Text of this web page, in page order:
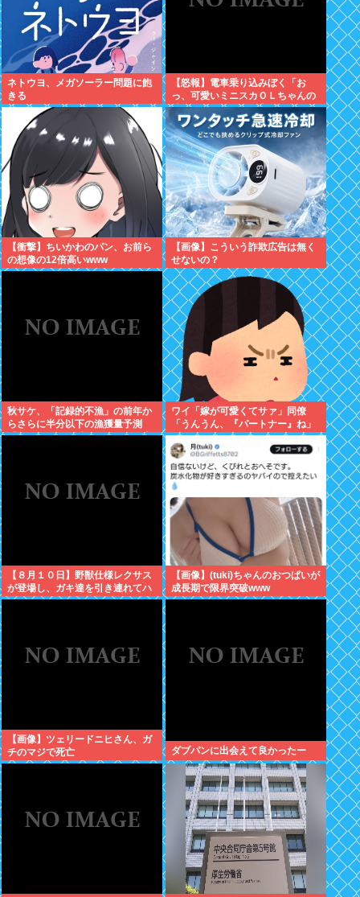
ネトウヨ、メガソーラー問題に飽
きる
【怒報】電車乗り込みぼく「お
っ、可愛いミニスカＯＬちゃんの
隣あいてんじゃん！座ったろ！」
→結果w w w w w w w w
【衝撃】ちいかわのパン、お前ら
の想像の12倍高いwww
【画像】こういう詐欺広告は無く
せないの？
秋サケ、「記録的不漁」の前年か
らさらに半分以下の漁獲量予測
「なぜこれほど減ったのか、日本
ワイ「嫁が可愛くてサァ」同僚
「うんうん、『パートナー』ね」
【８月１０日】野獣仕様レクサス
が登場し、ガキ達を引き連れてハ
ーメルンの笛吹き状態となる （※
【画像】(tuki)ちゃんのおつぱいが
成長期で限界突破www
【画像】ツェリードニヒさん、ガ
チのマジで死亡
ダブパンに出会えて良かったー